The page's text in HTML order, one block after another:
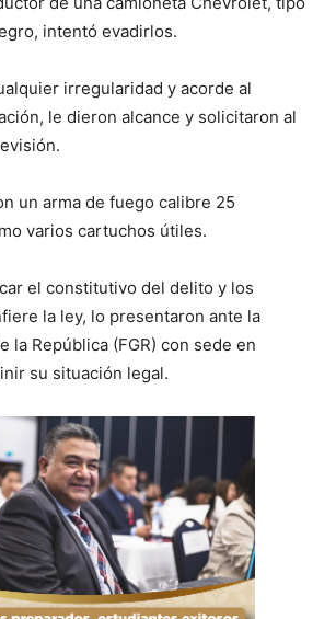
intentó evadirlos.
irregularidad y acorde al
le dieron alcance y solicitaron al
un arma de fuego calibre 25
varios cartuchos útiles.
el constitutivo del delito y los
la ley, lo presentaron ante la
la República (FGR) con sede en
su situación legal.